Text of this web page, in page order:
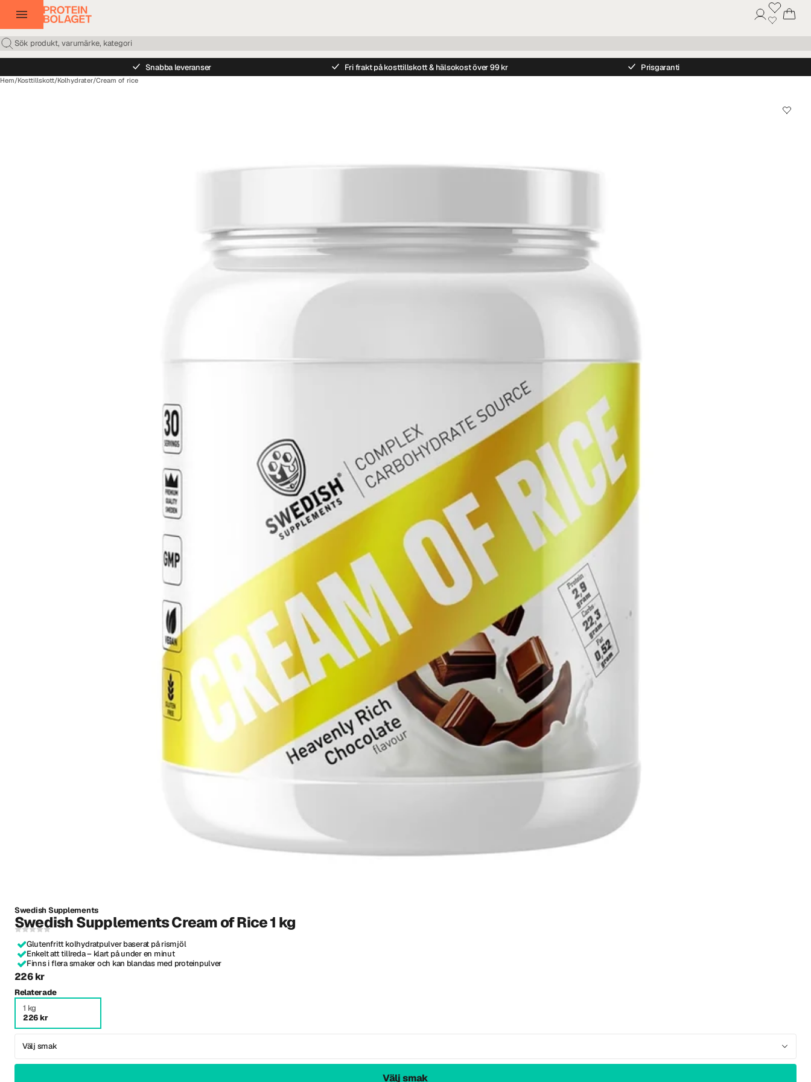
Snabba leveranser Fri frakt på kosttillskott & hälsokost över 99 kr Prisgaranti
Hem/Kosttillskott/Kolhydrater/Cream of rice
Swedish Supplements
Swedish Supplements Cream of Rice 1 kg
Glutenfritt kolhydratpulver baserat på rismjöl
Enkelt att tillreda – klart på under en minut
Finns i flera smaker och kan blandas med proteinpulver
226 kr
Relaterade
1 kg
226 kr
Välj smak
Välj smak